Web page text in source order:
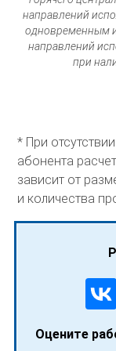
направлений
одновременным
направлений
при
* При
абонента
зависит от
и количества
Оцените